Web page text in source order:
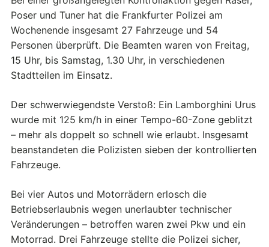
Poser und Tuner hat die Frankfurter Polizei am
Wochenende insgesamt 27 Fahrzeuge und 54
Personen überprüft. Die Beamten waren von Freitag,
15 Uhr, bis Samstag, 1.30 Uhr, in verschiedenen
Stadtteilen im Einsatz.
Der schwerwiegendste Verstoß: Ein Lamborghini Urus
wurde mit 125 km/h in einer Tempo-60-Zone geblitzt
– mehr als doppelt so schnell wie erlaubt. Insgesamt
beanstandeten die Polizisten sieben der kontrollierten
Fahrzeuge.
Bei vier Autos und Motorrädern erlosch die
Betriebserlaubnis wegen unerlaubter technischer
Veränderungen – betroffen waren zwei Pkw und ein
Motorrad. Drei Fahrzeuge stellte die Polizei sicher,